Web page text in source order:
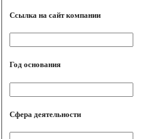
Ссылка на сайт компании
Год основания
Сфера деятельности